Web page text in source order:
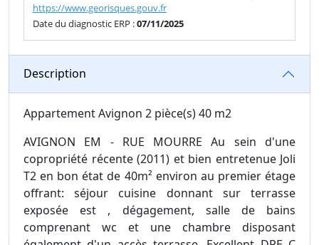
https://www.georisques.gouv.fr
Date du diagnostic ERP :07/11/2025
Description
Appartement Avignon 2 pièce(s) 40 m2
AVIGNON EM - RUE MOURRE Au sein d'une
copropriété récente (2011) et bien entretenue Joli
T2 en bon état de 40m² environ au premier étage
offrant: séjour cuisine donnant sur terrasse
exposée est , dégagement, salle de bains
comprenant wc et une chambre disposant